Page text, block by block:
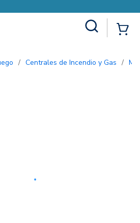
/ Centrales de Incendio y Gas /